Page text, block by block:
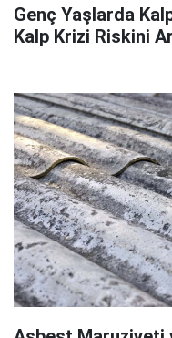
Genç Yaşlarda
Kalp Krizi Riskini